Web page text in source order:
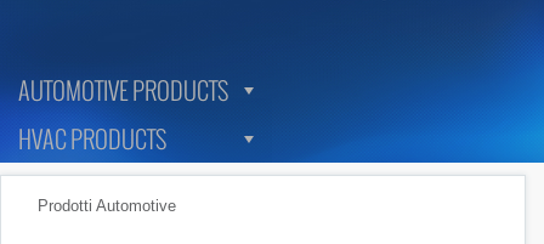
AUTOMOTIVE PRODUCTS
HVAC PRODUCTS
Prodotti Automotive